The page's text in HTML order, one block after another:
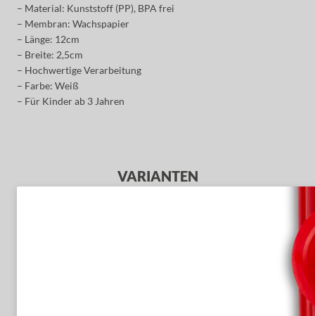
– Material: Kunststoff (PP), BPA frei
– Membran: Wachspapier
– Länge: 12cm
– Breite: 2,5cm
– Hochwertige Verarbeitung
– Farbe: Weiß
– Für Kinder ab 3 Jahren
VARIANTEN